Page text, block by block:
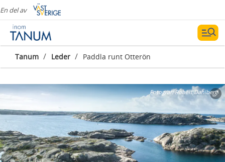
En del av
Tanum / Leder / Paddla runt Otterön
Fotograf:Robert Dahlberg